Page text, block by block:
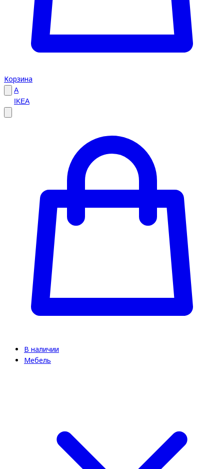
Корзина
A
IKEA
В наличии
Мебель